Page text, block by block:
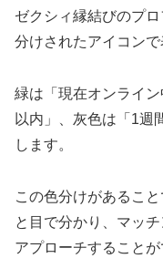
ゼクシィ縁結びのプ
分けされたアイコンで
緑は「現在オンライ
以内」、灰色は「1週
します。
この色分けがあるこ
と目で分かり、マッ
アプローチすることが